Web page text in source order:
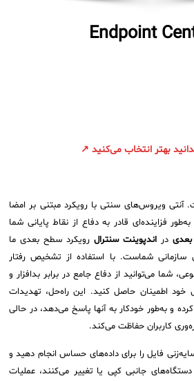
Endpoint
بهتر انتخاب می‌کنید ↗
آنتی ویروس‌های سنتی با رویکرد مبتنی بر امضا
فزاینده‌ای قادر به دفاع از نقاط پایانی شما
در اندپوینت سنترال رویکرد سطح بعدی ما
سازمانی شماست. با استفاده از تشخیص رفتار
شما می‌توانید از دفاع جامع در برابر بدافزار و
خود اطمینان حاصل کنید. این راه‌حل، تهدیدات
و به‌طور خودکار به آنها پاسخ می‌دهد، در حالی
کاربران حفاظت می‌کند.
فایل را برای داده‌های حساس انجام دهید و
جانبی کپی یا تغییر می‌کنند، عملیات